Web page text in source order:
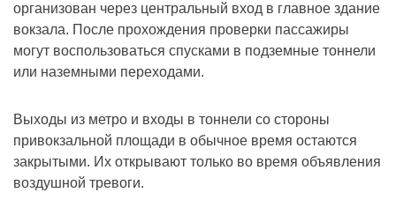
организован через центральный вход в главное здание
вокзала. После прохождения проверки пассажиры
могут воспользоваться спусками в подземные тоннели
или наземными переходами.
Выходы из метро и входы в тоннели со стороны
привокзальной площади в обычное время остаются
закрытыми. Их открывают только во время объявления
воздушной тревоги.